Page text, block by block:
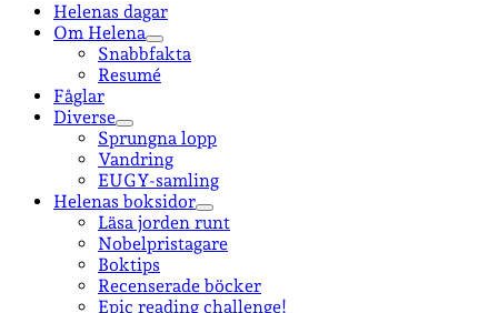
Helenas dagar
Om Helena
öppna
undermeny
Snabbfakta
Resumé
Fåglar
Diverse
öppna
undermeny
Sprungna lopp
Vandring
EUGY-samling
Helenas boksidor
öppna
undermeny
Läsa jorden runt
Nobelpristagare
Boktips
Recenserade böcker
Epic reading challenge!